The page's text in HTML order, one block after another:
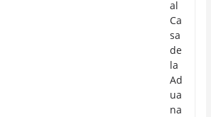
al
Ca
sa
de
la
Ad
ua
na